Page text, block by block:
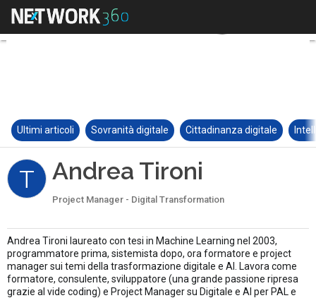
Ultimi articoli Sovranità digitale Cittadinanza digitale
T Andrea Tironi
Project Manager - Digital Transformation
Andrea Tironi laureato con tesi in Machine Learning nel 2003,
programmatore prima, sistemista dopo, ora formatore e project
manager sui temi della trasformazione digitale e AI. Lavora come
formatore, consulente, sviluppatore (una grande passione ripresa
grazie al vide coding) e Project Manager su Digitale e AI per PAL e